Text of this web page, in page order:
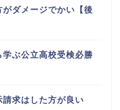
ダメージでかい【後
ぶ公立高校受検必勝
求はした方が良い